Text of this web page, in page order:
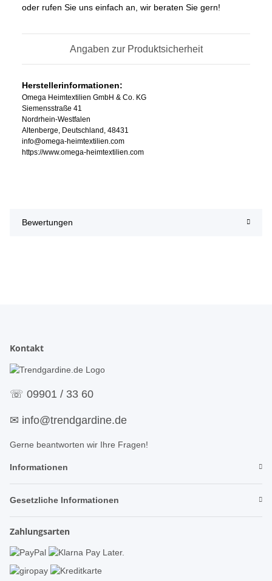
oder rufen Sie uns einfach an, wir beraten Sie gern!
Angaben zur Produktsicherheit
Herstellerinformationen:
Omega Heimtextilien GmbH & Co. KG
Siemensstraße 41
Nordrhein-Westfalen
Altenberge, Deutschland, 48431
info@omega-heimtextilien.com
https://www.omega-heimtextilien.com
Bewertungen
Kontakt
☏ 09901 / 33 60
✉ info@trendgardine.de
Gerne beantworten wir Ihre Fragen!
Informationen
Gesetzliche Informationen
Zahlungsarten